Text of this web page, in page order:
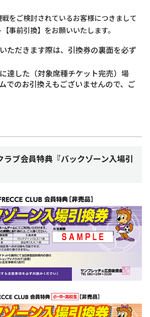
をご検討されているお客様につきまして
事前引換】をお願いいたします。
ただきます際は、引換券の裏面を必ず
達した（対象席種チケット完売）場
でのお引換えもございませんので、ご
ラブ会員特典『バックゾーン入場引